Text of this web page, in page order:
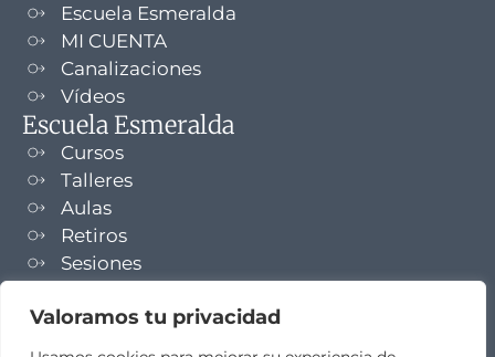
Valoramos tu privacidad
Escuela Esmeralda
MI CUENTA
Canalizaciones
Vídeos
Escuela Esmeralda
Cursos
Talleres
Aulas
Retiros
Sesiones
NEWSLETTER